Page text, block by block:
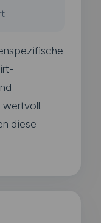
wertvoll.
diese